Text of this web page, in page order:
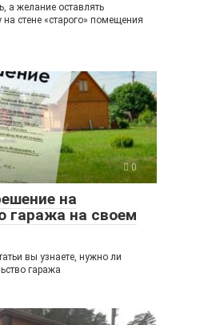
а желание оставлять
стене «старого» помещения
0
на
гаража на своем
вы узнаете, нужно ли
гаража